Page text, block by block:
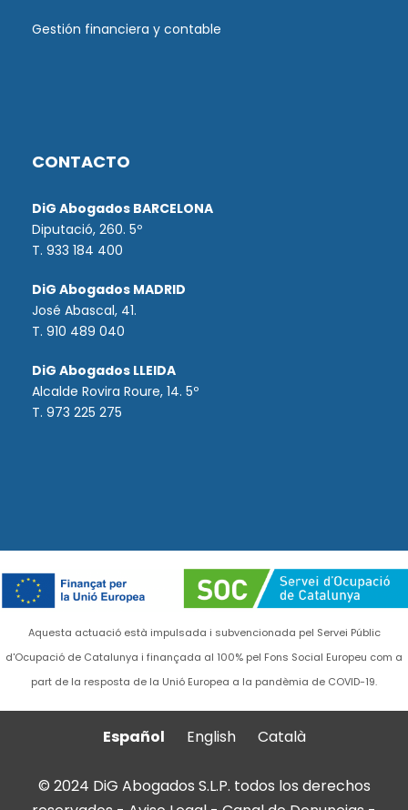
Gestión financiera y contable
CONTACTO
DiG Abogados BARCELONA
Diputació, 260. 5º
T. 933 184 400
DiG Abogados MADRID
José Abascal, 41.
T. 910 489 040
DiG Abogados LLEIDA
Alcalde Rovira Roure, 14. 5º
T. 973 225 275
Aquesta actuació està impulsada i subvencionada pel Servei Públic
d'Ocupació de Catalunya i finançada al 100% pel Fons Social Europeu com a
part de la resposta de la Unió Europea a la pandèmia de COVID-19.
Español English Català
© 2024 DiG Abogados S.L.P. todos los derechos